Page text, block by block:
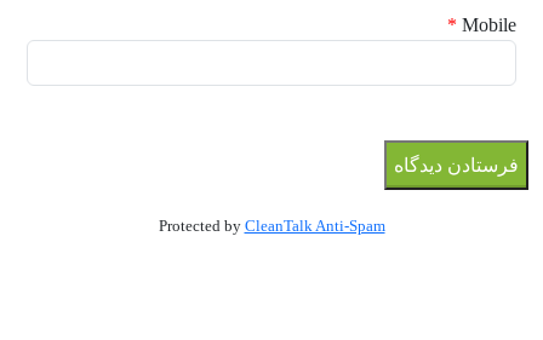
Mobile
*
Protected by CleanTalk Anti-Spam